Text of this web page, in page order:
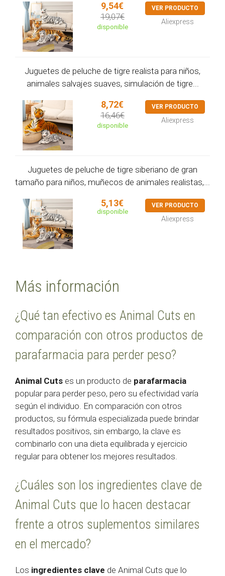
9,54€
19,07€
disponible
VER PRODUCTO
Aliexpress
Juguetes de peluche de tigre realista para niños,
animales salvajes suaves, simulación de tigre...
8,72€
16,46€
disponible
VER PRODUCTO
Aliexpress
Juguetes de peluche de tigre siberiano de gran
tamaño para niños, muñecos de animales realistas,...
5,13€
disponible
VER PRODUCTO
Aliexpress
Más información
¿Qué tan efectivo es Animal Cuts en
comparación con otros productos de
parafarmacia para perder peso?
Animal Cuts es un producto de parafarmacia
popular para perder peso, pero su efectividad varía
según el individuo. En comparación con otros
productos, su fórmula especializada puede brindar
resultados positivos, sin embargo, la clave es
combinarlo con una dieta equilibrada y ejercicio
regular para obtener los mejores resultados.
¿Cuáles son los ingredientes clave de
Animal Cuts que lo hacen destacar
frente a otros suplementos similares
en el mercado?
Los ingredientes clave de Animal Cuts que lo